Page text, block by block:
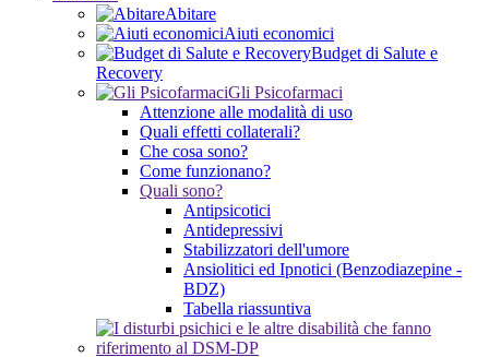
Abitare
Aiuti economici
Budget di Salute e
Recovery
Gli Psicofarmaci
Attenzione alle modalità di uso
Quali effetti collaterali?
Che cosa sono?
Come funzionano?
Quali sono?
Antipsicotici
Antidepressivi
Stabilizzatori dell'umore
Ansiolitici ed Ipnotici (Benzodiazepine -
BDZ)
Tabella riassuntiva